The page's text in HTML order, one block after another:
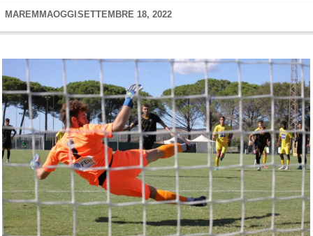
MAREMMAOGGI SETTEMBRE 18, 2022